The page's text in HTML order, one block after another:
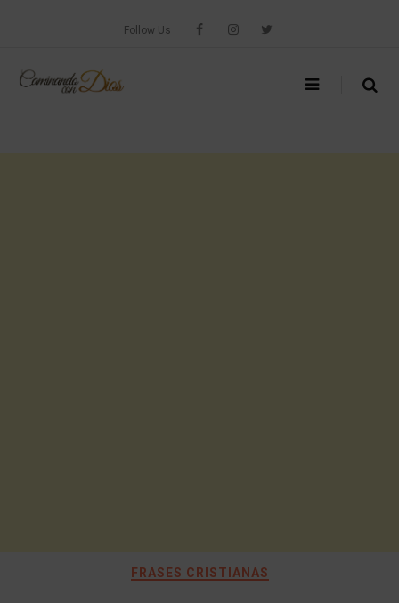
Follow Us
FRASES CRISTIANAS